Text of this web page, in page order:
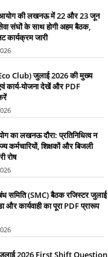
की लखनऊ में 22 और 23 जून
संघों के साथ होगी अहम बैठक,
कार्यक्रम जारी
Club) जुलाई 2026 की मुख्य
कार्य-योजना देखें और PDF
का लखनऊ दौरा: प्रतिनिधित्व न
कर्मचारियों, शिक्षकों और बिजली
रोष
समिति (SMC) बैठक रजिस्टर जुलाई
और कार्यवाही का पूरा PDF प्रारूप
2026 First Shift Question